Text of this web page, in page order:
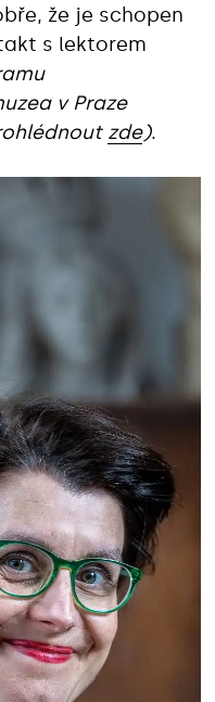
že je schopen
s lektorem
v Praze
zde).